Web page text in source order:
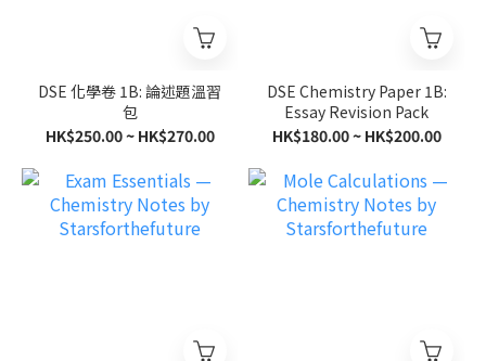
DSE 化學卷 1B: 論述題溫習
包
HK$250.00 ~ HK$270.00
DSE Chemistry Paper 1B:
Essay Revision Pack
HK$180.00 ~ HK$200.00